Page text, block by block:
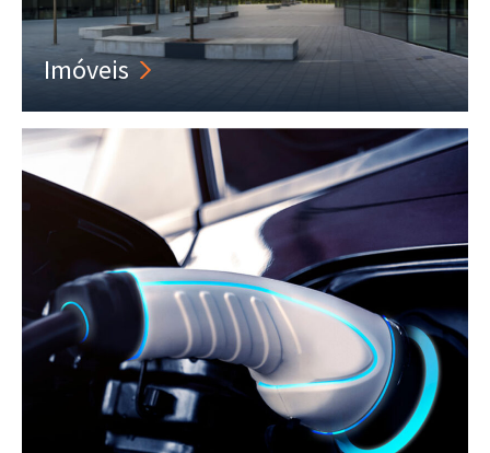
Imóveis